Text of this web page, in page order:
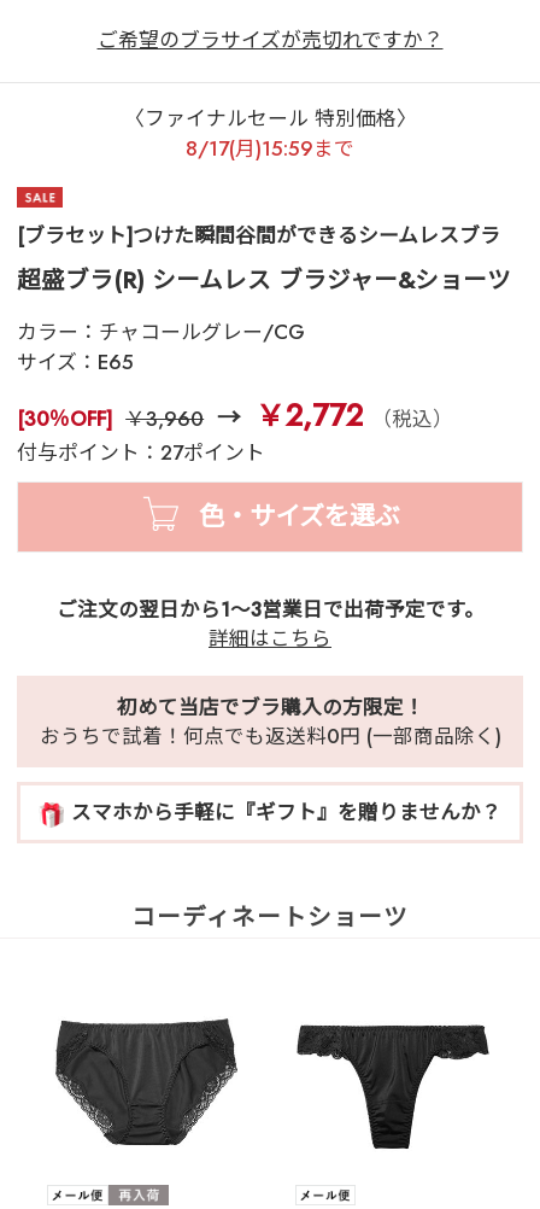
ご希望のブラサイズが売切れですか？
〈ファイナルセール 特別価格〉
8/17(月)15:59まで
[ブラセット]つけた瞬間谷間ができるシームレスブラ
超盛ブラ(R) シームレス ブラジャー&ショーツ
カラー： チャコールグレー/CG
サイズ： E65
[30％OFF] ￥3,960 ￥2,772
（税込）
付与ポイント：27ポイント
色・サイズを選ぶ
ご注文の翌日から1～3営業日で出荷予定です。
詳細はこちら
初めて当店でブラ購入の方限定！
おうちで試着！何点でも返送料0円 (一部商品除く)
スマホから手軽に『ギフト』を贈りませんか？
コーディネートショーツ